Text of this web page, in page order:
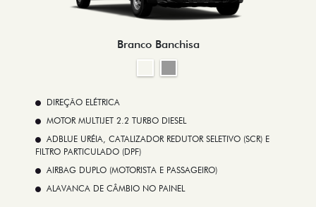
Branco Banchisa
DIREÇÃO ELÉTRICA
MOTOR MULTIJET 2.2 TURBO DIESEL
ADBLUE URÉIA, CATALIZADOR REDUTOR SELETIVO (SCR) E
FILTRO PARTICULADO (DPF)
AIRBAG DUPLO (MOTORISTA E PASSAGEIRO)
ALAVANCA DE CÂMBIO NO PAINEL